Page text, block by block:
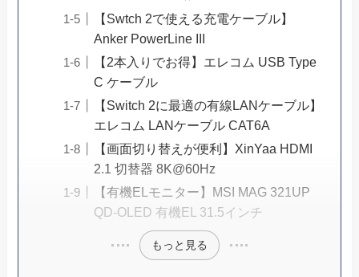
【Swtch 2で使える充電ケーブル】
Anker PowerLine III
【2本入りでお得】エレコム USB Type
C ケーブル
【Switch 2に最適の有線LANケーブル】
エレコム LANケーブル CAT6A
【画面切り替えが便利】XinYaa HDMI
2.1 切替器 8K@60Hz
【有機ELモニター】MSI MAG 321UP
QD-OLED 有機EL 31.5インチ
もっと見る